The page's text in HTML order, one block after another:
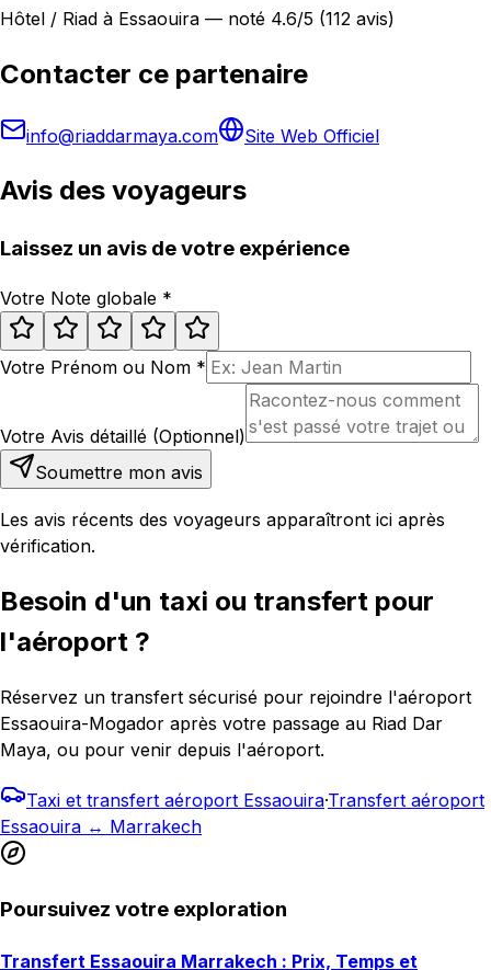
Hôtel / Riad à Essaouira — noté 4.6/5 (112 avis)
Contacter ce partenaire
info@riaddarmaya.com Site Web Officiel
Avis des voyageurs
Laissez un avis de votre expérience
Votre Note globale *
Votre Prénom ou Nom *
Votre Avis détaillé (Optionnel)
Soumettre mon avis
Les avis récents des voyageurs apparaîtront ici après
vérification.
Besoin d'un taxi ou transfert pour
l'aéroport ?
Réservez un transfert sécurisé pour rejoindre l'aéroport
Essaouira-Mogador après votre passage au Riad Dar
Maya, ou pour venir depuis l'aéroport.
Taxi et transfert aéroport Essaouira·Transfert aéroport
Essaouira ↔ Marrakech
Poursuivez votre exploration
Transfert Essaouira Marrakech : Prix, Temps et